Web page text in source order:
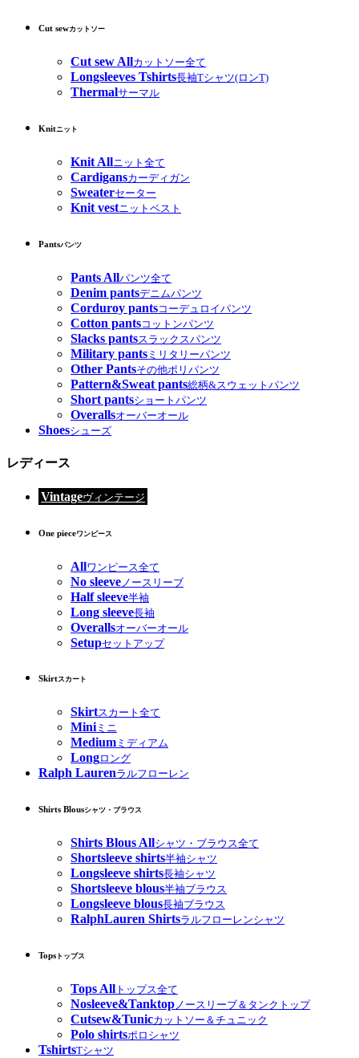
Cut sewカットソー
Cut sew Allカットソー全て
Longsleeves Tshirts長袖Tシャツ(ロンT)
Thermalサーマル
Knitニット
Knit Allニット全て
Cardigansカーディガン
Sweaterセーター
Knit vestニットベスト
Pantsパンツ
Pants Allパンツ全て
Denim pantsデニムパンツ
Corduroy pantsコーデュロイパンツ
Cotton pantsコットンパンツ
Slacks pantsスラックスパンツ
Military pants ミリタリーパンツ
Other Pantsその他ポリパンツ
Pattern&Sweat pants総柄&スウェットパンツ
Short pantsショートパンツ
Overallsオーバーオール
Shoesシューズ
レディース
Vintageヴィンテージ
One pieceワンピース
Allワンピース全て
No sleeve ノースリーブ
Half sleeve半袖
Long sleeve長袖
Overallsオーバーオール
Setupセットアップ
Skirtスカート
Skirtスカート全て
Miniミニ
Medium ミディアム
Longロング
Ralph Laurenラルフローレン
Shirts Blousシャツ・ブラウス
Shirts Blous Allシャツ・ブラウス全て
Shortsleeve shirts半袖シャツ
Longsleeve shirts長袖シャツ
Shortsleeve blous半袖ブラウス
Longsleeve blous長袖ブラウス
RalphLauren Shirtsラルフローレンシャツ
Tops トップス
Tops All トップス全て
Nosleeve&Tanktopノースリーブ＆タンクトップ
Cutsew&Tunicカットソー＆チュニック
Polo shirtsポロシャツ
TshirtsTシャツ